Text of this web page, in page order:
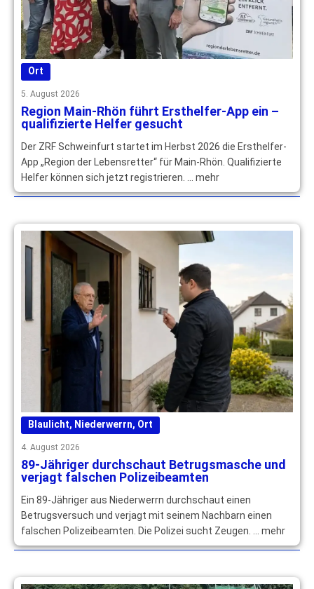
Ort
5. August 2026
Region Main-Rhön führt Ersthelfer-App ein –
qualifizierte Helfer gesucht
Der ZRF Schweinfurt startet im Herbst 2026 die Ersthelfer-
App „Region der Lebensretter“ für Main-Rhön. Qualifizierte
Helfer können sich jetzt registrieren. … mehr
Blaulicht, Niederwerrn, Ort
4. August 2026
89-Jähriger durchschaut Betrugsmasche und
verjagt falschen Polizeibeamten
Ein 89-Jähriger aus Niederwerrn durchschaut einen
Betrugsversuch und verjagt mit seinem Nachbarn einen
falschen Polizeibeamten. Die Polizei sucht Zeugen. … mehr